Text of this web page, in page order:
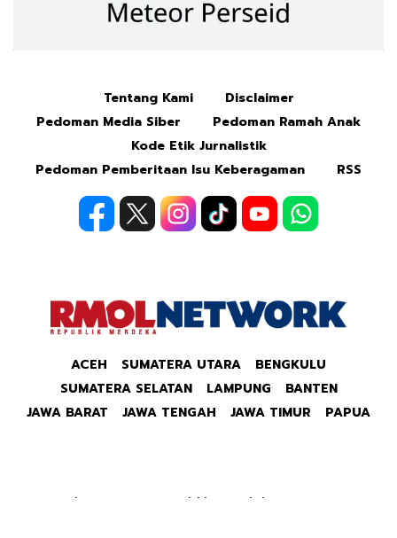
Tentang Kami
Disclaimer
Pedoman Media Siber
Pedoman Ramah Anak
Kode Etik Jurnalistik
Pedoman Pemberitaan Isu Keberagaman
RSS
ACEH SUMATERA UTARA
BENGKULU
SUMATERA SELATAN
LAMPUNG
BANTEN
JAWA BARAT
JAWA TENGAH JAWA TIMUR PAPUA
Copyright © 2026 Republik Merdeka Kantor Berita